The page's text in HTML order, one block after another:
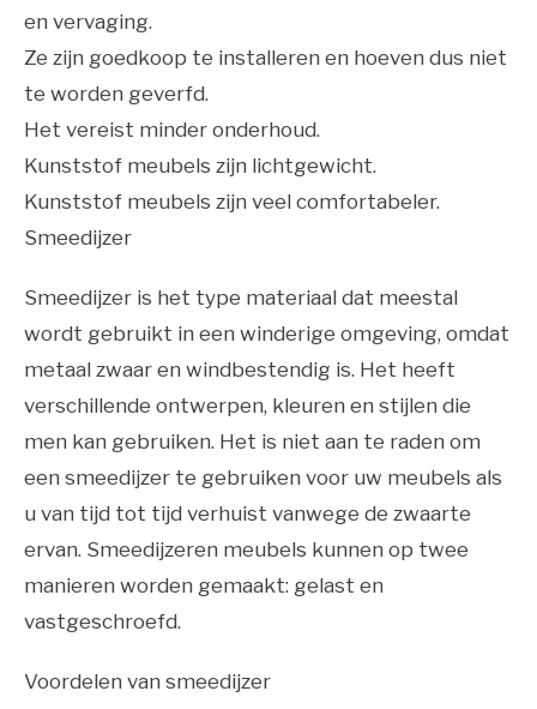
en vervaging.
Ze zijn goedkoop te installeren en hoeven dus niet
te worden geverfd.
Het vereist minder onderhoud.
Kunststof meubels zijn lichtgewicht.
Kunststof meubels zijn veel comfortabeler.
Smeedijzer
Smeedijzer is het type materiaal dat meestal
wordt gebruikt in een winderige omgeving, omdat
metaal zwaar en windbestendig is. Het heeft
verschillende ontwerpen, kleuren en stijlen die
men kan gebruiken. Het is niet aan te raden om
een smeedijzer te gebruiken voor uw meubels als
u van tijd tot tijd verhuist vanwege de zwaarte
ervan. Smeedijzeren meubels kunnen op twee
manieren worden gemaakt: gelast en
vastgeschroefd.
Voordelen van smeedijzer